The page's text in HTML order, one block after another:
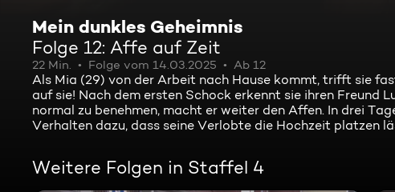
Mein dunkles Geheimnis
Folge 12: Affe auf Zeit
22 Min. Folge vom 14.03.2025 Ab 12
Als Mia (29) von der Arbeit nach Hause kommt, trifft sie
auf sie! Nach dem ersten Schock erkennt sie ihren Freund
normal zu benehmen, macht er weiter den Affen. In drei
Verhalten dazu, dass seine Verlobte die Hochzeit platzen
Weitere Folgen in Staffel 4